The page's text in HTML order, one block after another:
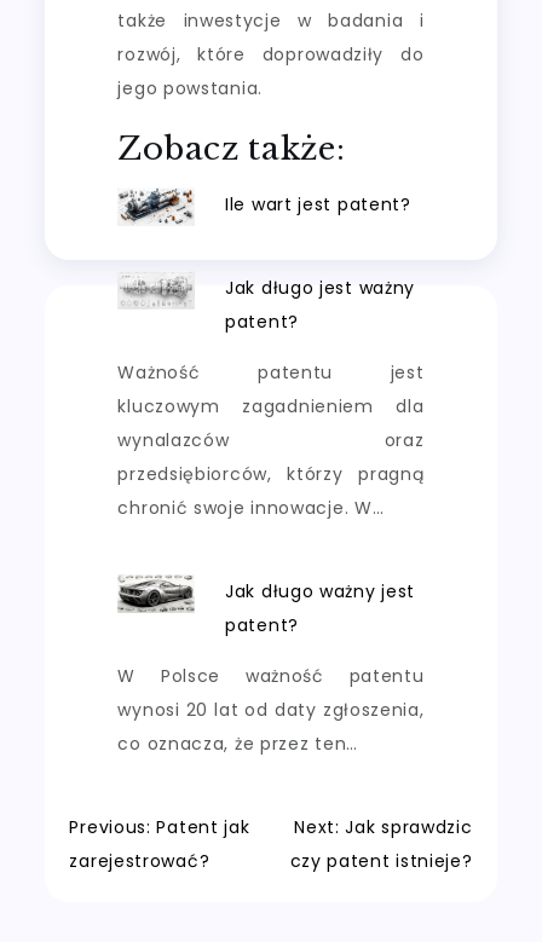
także inwestycje w badania i
rozwój, które doprowadziły do
jego powstania.
Zobacz także:
Ile wart jest patent?
Jak długo jest ważny
patent?
Ważność patentu jest
kluczowym zagadnieniem dla
wynalazców oraz
przedsiębiorców, którzy pragną
chronić swoje innowacje. W…
Jak długo ważny jest
patent?
W Polsce ważność patentu
wynosi 20 lat od daty zgłoszenia,
co oznacza, że przez ten…
Nawigacja
Previous: Patent jak
zarejestrować?
Next: Jak sprawdzic
czy patent istnieje?